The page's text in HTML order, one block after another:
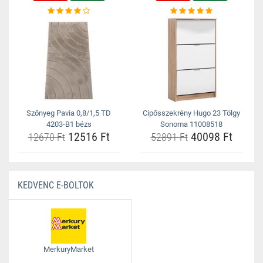
Szőnyeg Pavia 0,8/1,5 TD
4203-B1 bézs
12670 Ft12516 Ft
Cipősszekrény Hugo 23 Tölgy
Sonoma 11008518
52891 Ft40098 Ft
KEDVENC E-BOLTOK
MerkuryMarket